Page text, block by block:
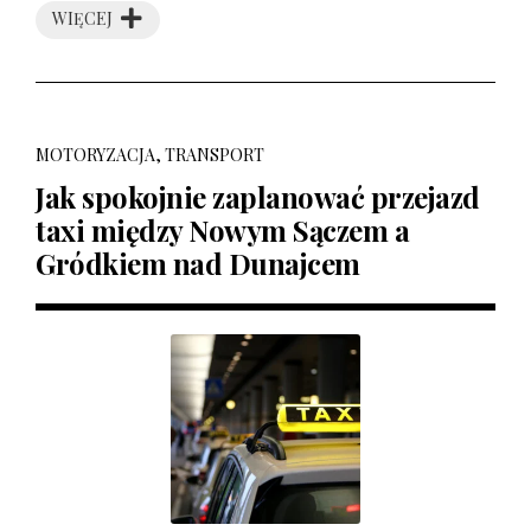
WIĘCEJ
MOTORYZACJA, TRANSPORT
Jak spokojnie zaplanować przejazd
taxi między Nowym Sączem a
Gródkiem nad Dunajcem